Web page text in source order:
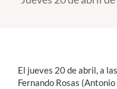
Funcionarios
El jueves 20 de abril, a
Fernando Rosas